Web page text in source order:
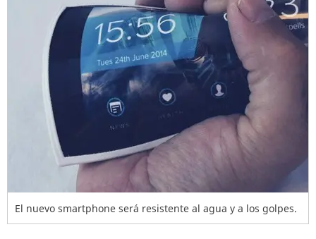
El nuevo smartphone será resistente al agua y a los golpes.